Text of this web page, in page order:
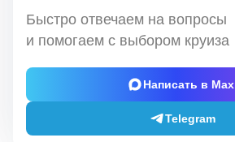
Быстро отвечаем на вопросы
и помогаем с выбором круиза
Написать в Max
Telegram